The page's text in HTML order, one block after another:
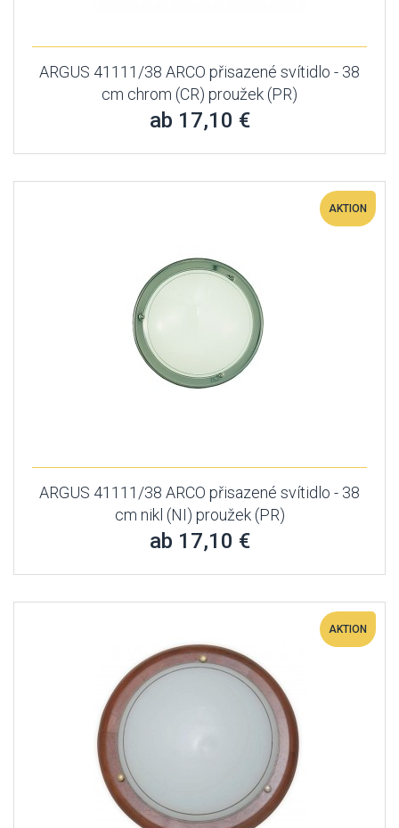
ARGUS 41111/38 ARCO přisazené svítidlo - 38
cm chrom (CR) proužek (PR)
ab 17,10 €
AKTION
ARGUS 41111/38 ARCO přisazené svítidlo - 38
cm nikl (NI) proužek (PR)
ab 17,10 €
AKTION